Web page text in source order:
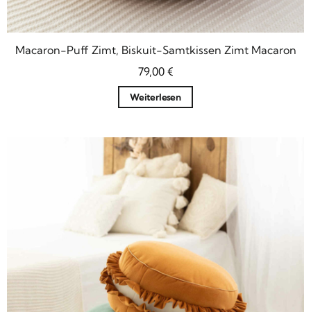
Macaron-Puff Zimt, Biskuit-Samtkissen Zimt Macaron
79,00 €
Weiterlesen